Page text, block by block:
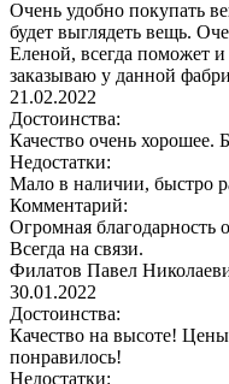
Очень удобно покупать
будет выглядеть вещь.
Еленой, всегда поможет
заказываю у данной
21.02.2022
Достоинства:
Качество очень хорошее.
Недостатки:
Мало в наличии, быстро
Комментарий:
Огромная
Всегда на связи.
Филатов Павел
30.01.2022
Достоинства:
Качество на высоте!
понравилось!
Недостатки: